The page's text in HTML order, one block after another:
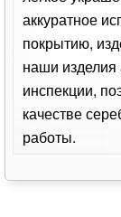
аккуратное
покрытию,
наши
инспекции,
качестве
работы.